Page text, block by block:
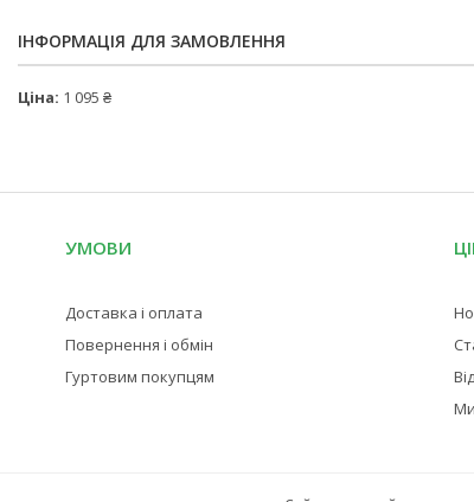
ІНФОРМАЦІЯ ДЛЯ ЗАМОВЛЕННЯ
Ціна: 1 095 ₴
УМОВИ
Доставка і оплата
Повернення і обмін
Гуртовим покупцям